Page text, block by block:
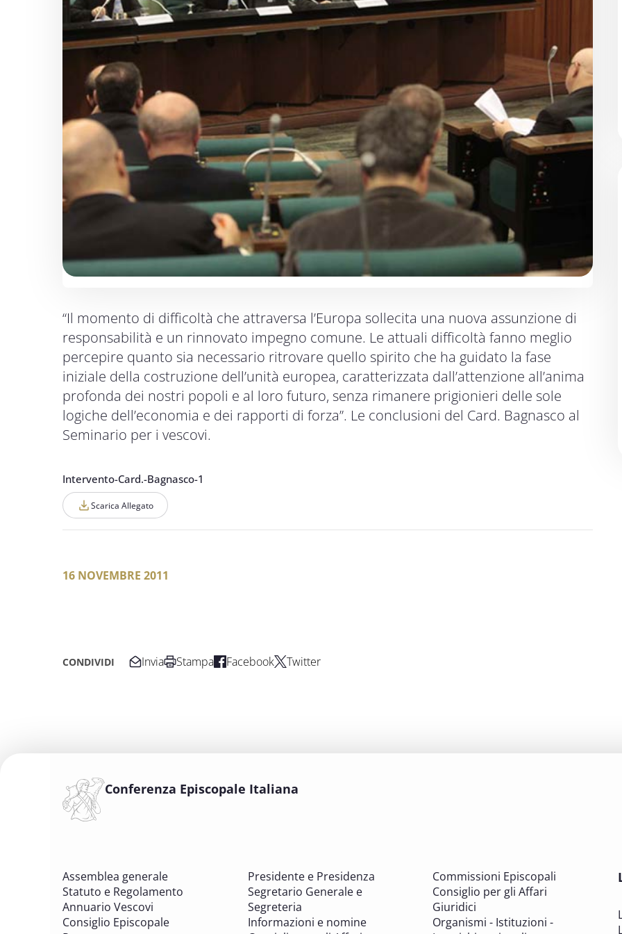
“Il momento di difficoltà che attraversa l’Europa sollecita una nuova assunzione di
responsabilità e un rinnovato impegno comune. Le attuali difficoltà fanno meglio
percepire quanto sia necessario ritrovare quello spirito che ha guidato la fase
iniziale della costruzione dell’unità europea, caratterizzata dall’attenzione all’anima
profonda dei nostri popoli e al loro futuro, senza rimanere prigionieri delle sole
logiche dell’economia e dei rapporti di forza”. Le conclusioni del Card. Bagnasco al
Seminario per i vescovi.
Intervento-Card.-Bagnasco-1
Scarica Allegato
16 NOVEMBRE 2011
CONDIVIDI Invia Stampa Facebook Twitter
Conferenza Episcopale Italiana
Assemblea generale
Statuto e Regolamento
Annuario Vescovi
Consiglio Episcopale
Presidente e Presidenza
Segretario Generale e
Segreteria
Informazioni e nomine
Commissioni Episcopali
Consiglio per gli Affari
Giuridici
Organismi - Istituzioni -